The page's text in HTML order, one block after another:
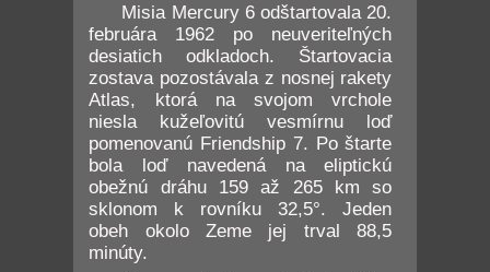
Misia Mercury 6 odštartovala 20.
februára 1962 po neuveriteľných
desiatich odkladoch. Štartovacia
zostava pozostávala z nosnej rakety
Atlas, ktorá na svojom vrchole
niesla kužeľovitú vesmírnu loď
pomenovanú Friendship 7. Po štarte
bola loď navedená na eliptickú
obežnú dráhu 159 až 265 km so
sklonom k rovníku 32,5°. Jeden
obeh okolo Zeme jej trval 88,5
minúty.